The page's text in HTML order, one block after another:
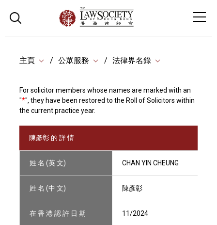
主頁 公眾服務 法律界名錄
For solicitor members whose names are marked with an
"*", they have been restored to the Roll of Solicitors within
the current practice year.
陳彥彰 的 詳 情
姓 名 (英 文) CHAN YIN CHEUNG
姓 名 (中 文) 陳彥彰
在 香 港 認 許 日 期 11/2024